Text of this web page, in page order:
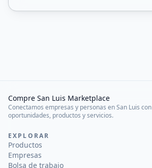
Compre San Luis Marketplace
Conectamos empresas y personas en San Luis con
oportunidades, productos y servicios.
EXPLORAR
Productos
Empresas
Bolsa de trabajo